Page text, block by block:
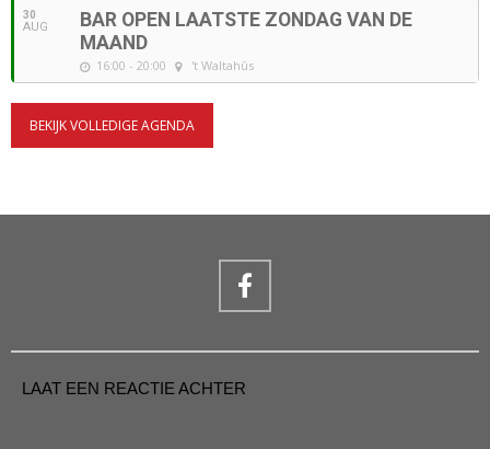
30
AUG
BAR OPEN LAATSTE ZONDAG VAN DE
MAAND
16:00 - 20:00 't Waltahûs
BEKIJK VOLLEDIGE AGENDA
LAAT EEN REACTIE ACHTER